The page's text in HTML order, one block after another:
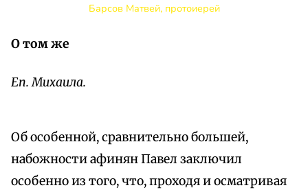
Барсов Матвей, протоиерей
О том же
Еп. Михаила.
Об особенной, сравнительно большей,
набожности афинян Павел заключил
особенно из того, что, проходя и осматривая